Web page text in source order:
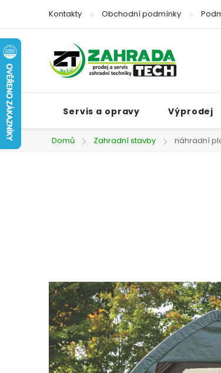
obsah
Kontakty Obchodní podmínky
Servis a opravy Výprodej
Domů Zahradní stavby náhradní